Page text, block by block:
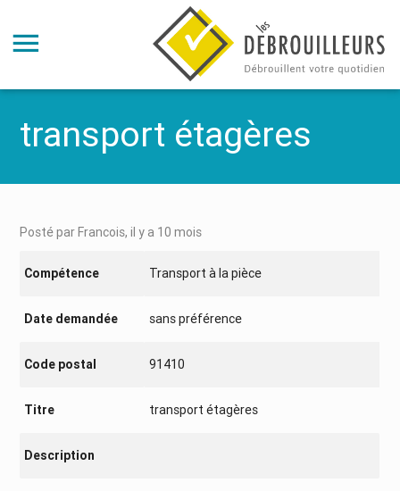
transport étagères
Posté par Francois, il y a 10 mois
Compétence Transport à la pièce
Date demandée sans préférence
Code postal 91410
Titre transport étagères
Description